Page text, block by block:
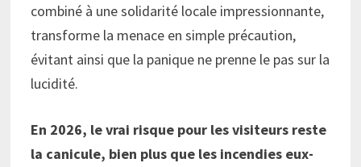
combiné à une solidarité locale impressionnante,
transforme la menace en simple précaution,
évitant ainsi que la panique ne prenne le pas sur la
lucidité.
En 2026, le vrai risque pour les visiteurs reste
la canicule, bien plus que les incendies eux-